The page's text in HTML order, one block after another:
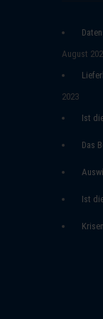
August
2023
Ist
Das
Ist